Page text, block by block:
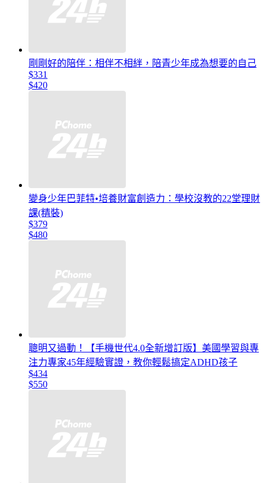
剛剛好的陪伴：相伴不相絆，陪青少年成為想要的自己
$331
$420
變身少年巴菲特•培養財富創造力：學校沒教的22堂理財
課(精裝)
$379
$480
聰明又過動！【手機世代4.0全新增訂版】美國學習與專
注力專家45年經驗實證，教你輕鬆搞定ADHD孩子
$434
$550